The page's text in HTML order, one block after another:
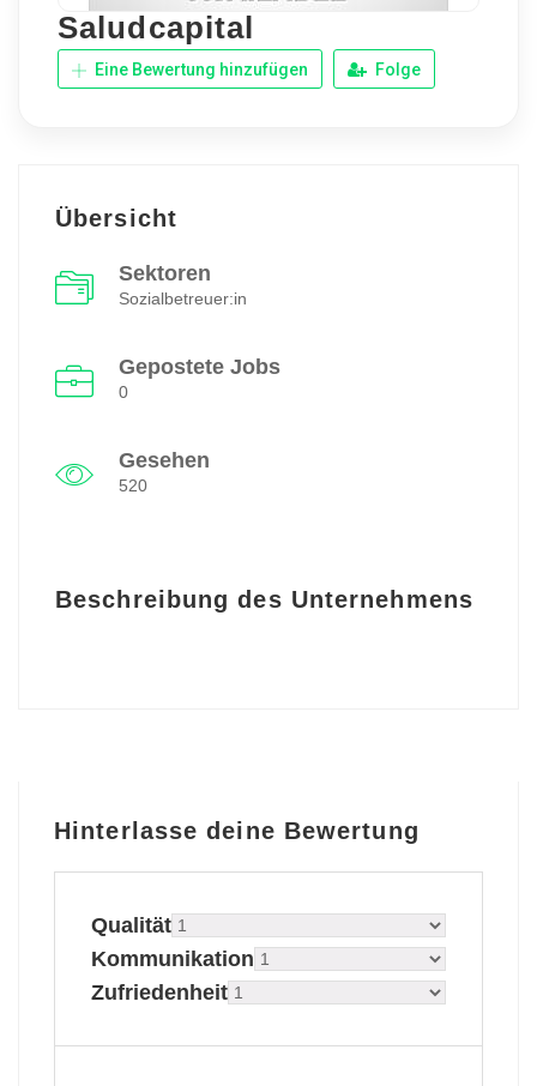
Saludcapital
Eine Bewertung hinzufügen Folge
Übersicht
Sektoren
Sozialbetreuer:in
Gepostete Jobs
0
Gesehen
520
Beschreibung des Unternehmens
Hinterlasse deine Bewertung
Qualität
Kommunikation
Zufriedenheit